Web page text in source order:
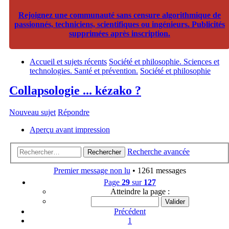
Rejoignez une communauté sans censure algorithmique de
passionnés, techniciens, scientifiques ou ingénieurs. Publicités
supprimées après inscription.
Accueil et sujets récents Société et philosophie. Sciences et
technologies. Santé et prévention. Société et philosophie
Collapsologie ... kézako ?
Nouveau sujet Répondre
Aperçu avant impression
Rechercher Recherche avancée
Premier message non lu • 1261 messages
Page 29 sur 127
Atteindre la page :
Précédent
1